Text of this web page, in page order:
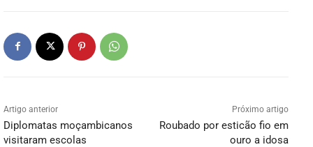
Artigo anterior
Diplomatas moçambicanos
visitaram escolas
Próximo artigo
Roubado por esticão fio em
ouro a idosa